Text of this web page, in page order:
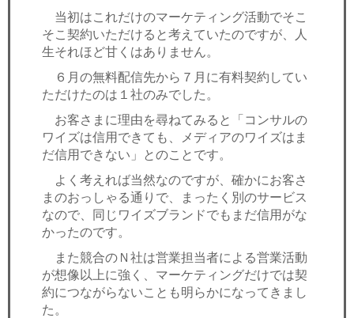
当初はこれだけのマーケティング活動でそこ
そこ契約いただけると考えていたのですが、人
生それほど甘くはありません。
６月の無料配信先から７月に有料契約してい
ただけたのは１社のみでした。
お客さまに理由を尋ねてみると「コンサルの
ワイズは信用できても、メディアのワイズはま
だ信用できない」とのことです。
よく考えれば当然なのですが、確かにお客さ
まのおっしゃる通りで、まったく別のサービス
なので、同じワイズブランドでもまだ信用がな
かったのです。
また競合のＮ社は営業担当者による営業活動
が想像以上に強く、マーケティングだけでは契
約につながらないことも明らかになってきまし
た。